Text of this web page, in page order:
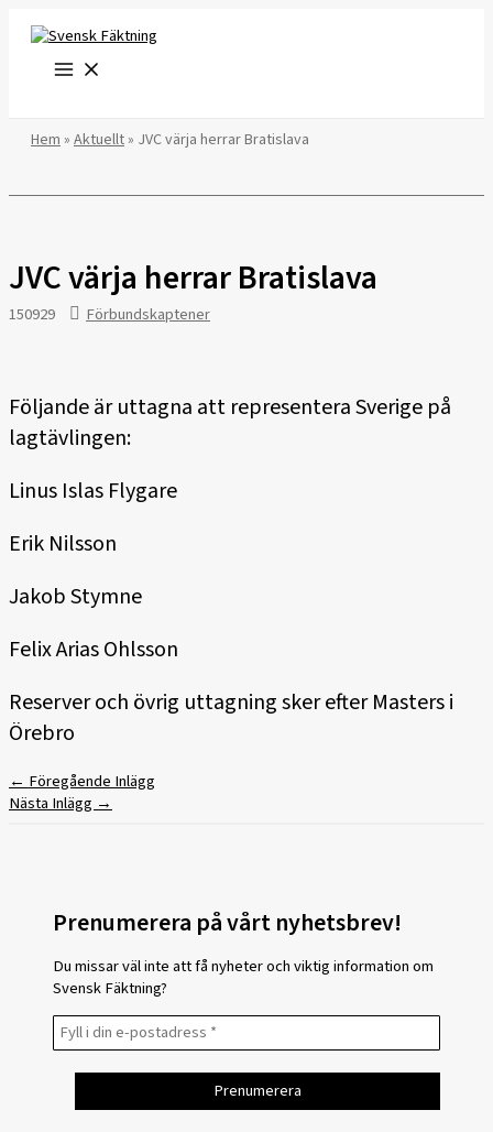
innehåll
Hem» Aktuellt» JVC värja herrar Bratislava
JVC värja herrar Bratislava
150929 Förbundskaptener
Följande är uttagna att representera Sverige på
lagtävlingen:
Linus Islas Flygare
Erik Nilsson
Jakob Stymne
Felix Arias Ohlsson
Reserver och övrig uttagning sker efter Masters i
Örebro
← Föregående Inlägg
Nästa Inlägg →
Prenumerera på vårt nyhetsbrev!
Du missar väl inte att få nyheter och viktig information om
Svensk Fäktning?